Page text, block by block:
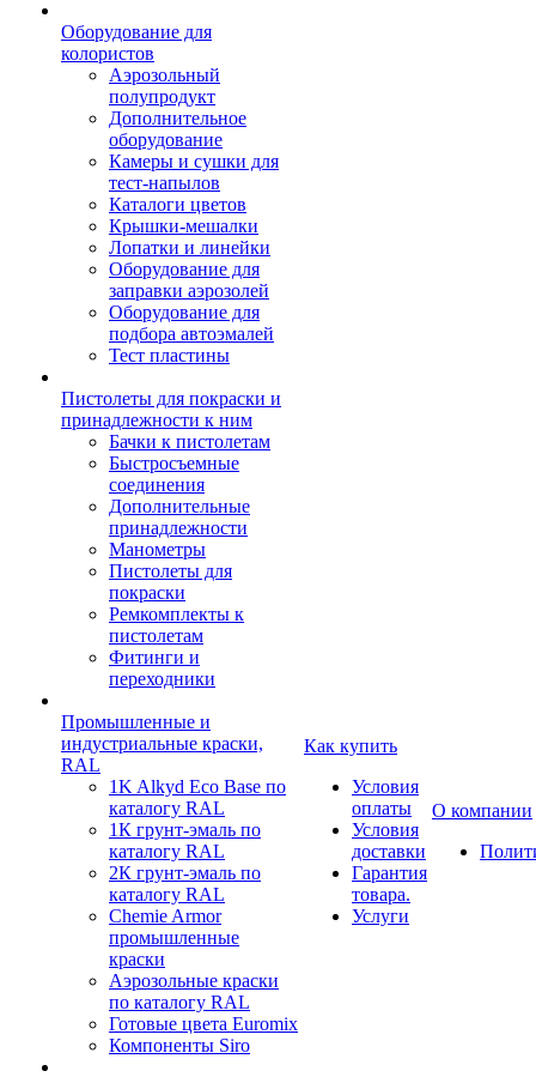
Оборудование для
колористов
Аэрозольный
полупродукт
Дополнительное
оборудование
Камеры и сушки для
тест-напылов
Каталоги цветов
Крышки-мешалки
Лопатки и линейки
Оборудование для
заправки аэрозолей
Оборудование для
подбора автоэмалей
Тест пластины
Пистолеты для покраски и
принадлежности к ним
Бачки к пистолетам
Быстросъемные
соединения
Дополнительные
принадлежности
Манометры
Пистолеты для
покраски
Ремкомплекты к
пистолетам
Фитинги и
переходники
Промышленные и
индустриальные краски,
RAL
1K Alkyd Eco Base по
каталогу RAL
1К грунт-эмаль по
каталогу RAL
2К грунт-эмаль по
каталогу RAL
Chemie Armor
промышленные
краски
Аэрозольные краски
по каталогу RAL
Готовые цвета Euromix
Компоненты Siro
Как купить
Условия
оплаты
Условия
доставки
Гарантия
товара.
Услуги
О компании